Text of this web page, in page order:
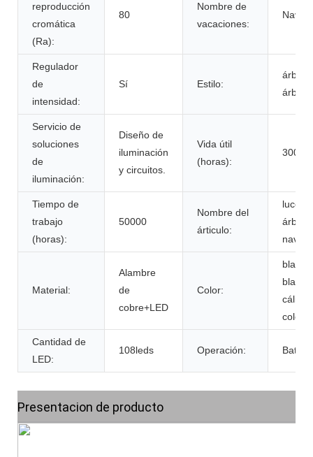
reproducción
cromática
(Ra):
80
Nombre de
vacaciones:
Regulador
de
intensidad:
Sí Estilo:
árbol
árbol
Servicio de
soluciones
de
iluminación:
Diseño de
iluminación
y circuitos.
Vida útil
(horas):
30000
Tiempo de
trabajo
(horas):
50000
Nombre del
árticulo:
luces
árbol
Material:
Alambre
de
cobre+LED
Color:
blanco
cálido,
Cantidad de
LED:
108leds Operación:
Presentacion de producto